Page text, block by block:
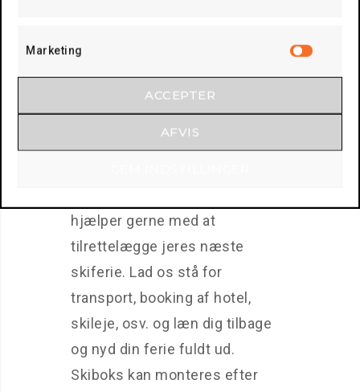
Marketing
ACCEPTER
AFVIS
Danmark og udlandet.
hjælper gerne med at
tilrettelægge jeres næste
skiferie. Lad os stå for
transport, booking af hotel,
skileje, osv. og læn dig tilbage
og nyd din ferie fuldt ud.
Skiboks kan monteres efter